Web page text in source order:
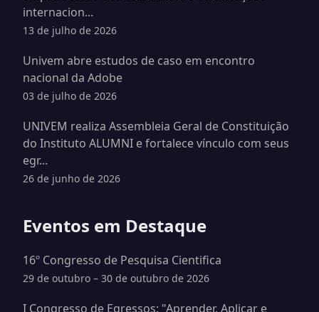
internacion...
13 de julho de 2026
Univem abre estudos de caso em encontro
nacional da Adobe
03 de julho de 2026
UNIVEM realiza Assembleia Geral de Constituição
do Instituto ALUMNI e fortalece vínculo com seus
egr...
26 de junho de 2026
Eventos em Destaque
16º Congresso de Pesquisa Cientifica
29 de outubro – 30 de outubro de 2026
I Congresso de Egressos: "Aprender, Aplicar e